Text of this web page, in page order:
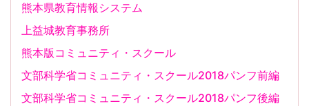
熊本県教育情報システム
上益城教育事務所
熊本版コミュニティ・スクール
文部科学省コミュニティ・スクール2018パンフ前編
文部科学省コミュニティ・スクール2018パンフ後編